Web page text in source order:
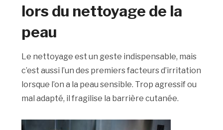
lors du nettoyage de la
peau
Le nettoyage est un geste indispensable, mais
c’est aussi l’un des premiers facteurs d’irritation
lorsque l’on a la peau sensible. Trop agressif ou
mal adapté, il fragilise la barrière cutanée.